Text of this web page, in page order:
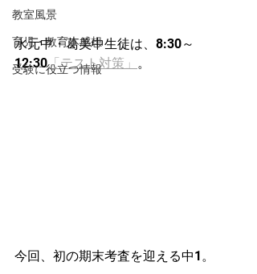
教室風景
育児・教育本感想
受験に役立つ情報
水元中・葛美中生徒は、8:30～
12:30「テスト対策」 。
今回、初の期末考査を迎える中1。